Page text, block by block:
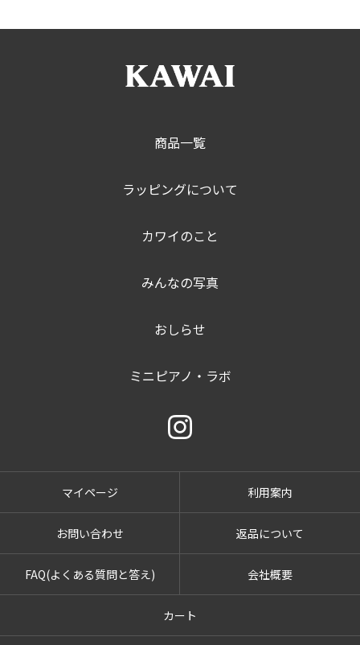
商品一覧
ラッピングについて
カワイのこと
みんなの写真
おしらせ
ミニピアノ・ラボ
マイページ 利用案内
お問い合わせ 返品について
FAQ(よくある質問と答え) 会社概要
カート